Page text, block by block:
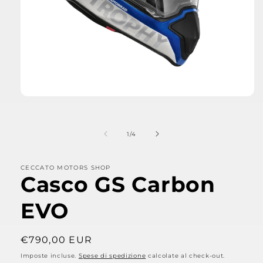
1/su
4
CECCATO MOTORS SHOP
Casco GS Carbon
EVO
Prezzo
di
€790,00 EUR
Imposte incluse. Spese di spedizione calcolate al check-out.